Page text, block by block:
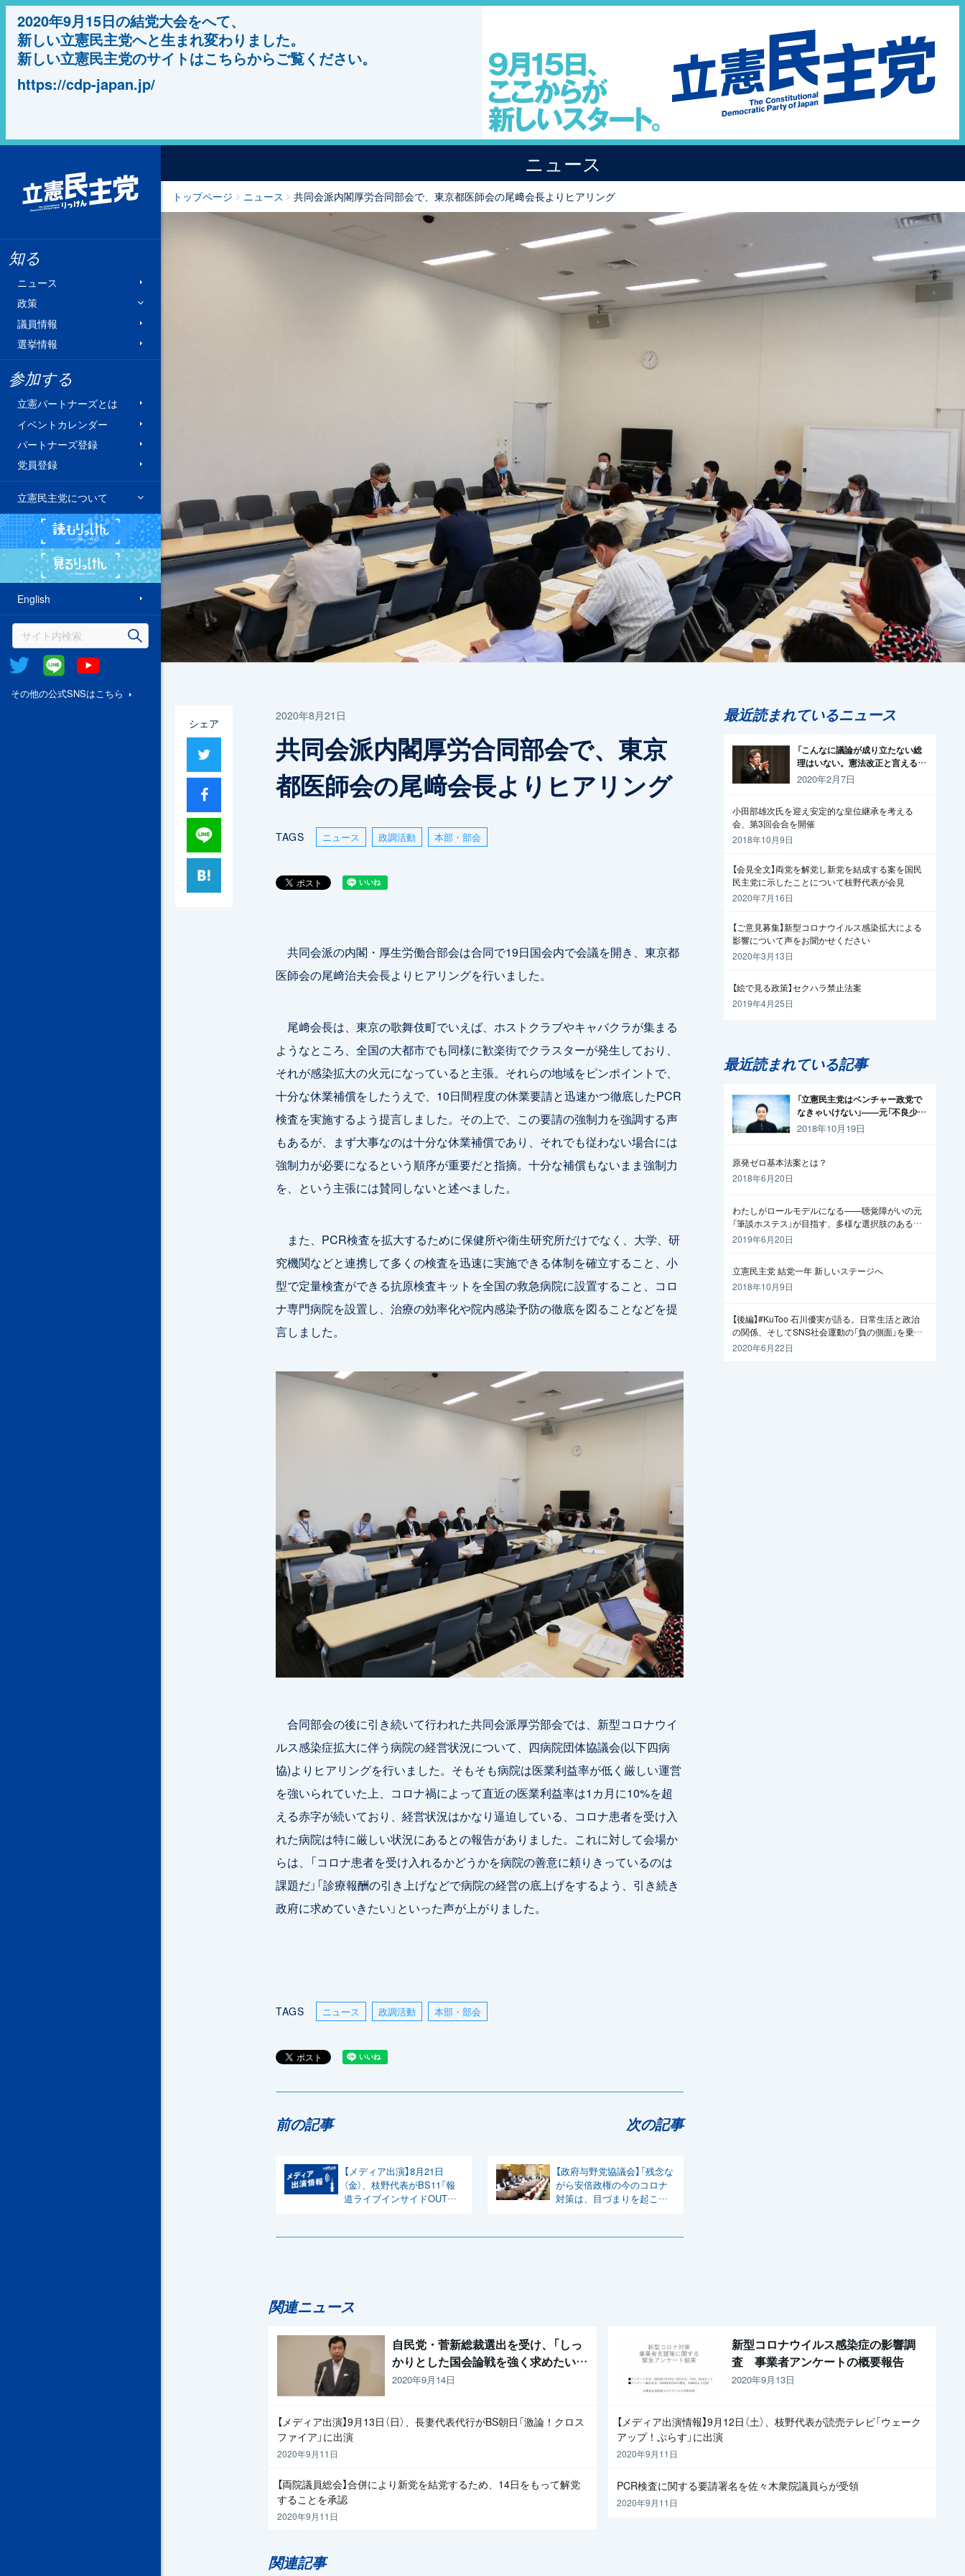
2020年9月15日の結党大会をへて、
新しい立憲民主党へと生まれ変わりました。
新しい立憲民主党のサイトはこちらからご覧ください。
https://cdp-japan.jp/
知る
ニュース
政策
議員情報
選挙情報
参加する
立憲パートナーズとは
イベントカレンダー
パートナーズ登録
党員登録
立憲民主党について
読むりっけん
見るりっけん
English
Twitter @Line
その他の公式SNSはこちら
ニュース
トップページ ニュース 共同会派内閣厚労合同部会で、東京都医師会の尾﨑会長よりヒアリング
シェア
2020年8月21日
共同会派内閣厚労合同部会で、東京
都医師会の尾﨑会長よりヒアリング
TAGS ニュース 政調活動 本部・部会
共同会派の内閣・厚生労働合部会は合同で19日国会内で会議を開き、東京都
医師会の尾﨑治夫会長よりヒアリングを行いました。
尾﨑会長は、東京の歌舞伎町でいえば、ホストクラブやキャバクラが集まる
ようなところ、全国の大都市でも同様に歓楽街でクラスターが発生しており、
それが感染拡大の火元になっていると主張。それらの地域をピンポイントで、
十分な休業補償をしたうえで、10日間程度の休業要請と迅速かつ徹底したPCR
検査を実施するよう提言しました。その上で、この要請の強制力を強調する声
もあるが、まず大事なのは十分な休業補償であり、それでも従わない場合には
強制力が必要になるという順序が重要だと指摘。十分な補償もないまま強制力
を、という主張には賛同しないと述べました。
また、PCR検査を拡大するために保健所や衛生研究所だけでなく、大学、研
究機関などと連携して多くの検査を迅速に実施できる体制を確立すること、小
型で定量検査ができる抗原検査キットを全国の救急病院に設置すること、コロ
ナ専門病院を設置し、治療の効率化や院内感染予防の徹底を図ることなどを提
言しました。
合同部会の後に引き続いて行われた共同会派厚労部会では、新型コロナウイ
ルス感染症拡大に伴う病院の経営状況について、四病院団体協議会(以下四病
協)よりヒアリングを行いました。そもそも病院は医業利益率が低く厳しい運営
を強いられていた上、コロナ禍によって直近の医業利益率は1カ月に10%を超
える赤字が続いており、経営状況はかなり逼迫している、コロナ患者を受け入
れた病院は特に厳しい状況にあるとの報告がありました。これに対して会場か
らは、「コロナ患者を受け入れるかどうかを病院の善意に頼りきっているのは
課題だ」「診療報酬の引き上げなどで病院の経営の底上げをするよう、引き続き
政府に求めていきたい」といった声が上がりました。
TAGS ニュース 政調活動 本部・部会
前の記事
【メディア出演】8月21日
（金）、枝野代表がBS11「報
道ライブインサイドOUT特
次の記事
【政府与野党協議会】「残念な
がら安倍政権の今のコロナ
対策は、目づまりを起こし
最近読まれているニュース
「こんなに議論が成り立たない総
理はいない。憲法改正と言える資
格がどこにある。市民と野党の力
で引きずり下ろそう」杉尾議員
2020年2月7日
小田部雄次氏を迎え安定的な皇位継承を考える
会、第3回会合を開催
2018年10月9日
【会見全文】両党を解党し新党を結成する案を国民
民主党に示したことについて枝野代表が会見
2020年7月16日
【ご意見募集】新型コロナウイルス感染拡大による
影響について声をお聞かせください
2020年3月13日
【絵で見る政策】セクハラ禁止法案
2019年4月25日
最近読まれている記事
「立憲民主党はベンチャー政党で
なきゃいけない」——元「不良少
年」の起業家が政治家になった理
2018年10月19日
原発ゼロ基本法案とは？
2018年6月20日
わたしがロールモデルになる——聴覚障がいの元
「筆談ホステス」が目指す、多様な選択肢のある社
会
2019年6月20日
立憲民主党 結党一年 新しいステージへ
2018年10月9日
【後編】#KuToo 石川優実が語る。日常生活と政治
の関係、そしてSNS社会運動の「負の側面」を乗り
越えるには
2020年6月22日
関連ニュース
自民党・菅新総裁選出を受け、「しっ
かりとした国会論戦を強く求めたい」
と枝野代表
2020年9月14日
【メディア出演】9月13日（日）、長妻代表代行がBS朝日「激論！クロス
ファイア」に出演
2020年9月11日
【両院議員総会】合併により新党を結党するため、14日をもって解党
することを承認
2020年9月11日
新型コロナウイルス感染症の影響調
査 事業者アンケートの概要報告
2020年9月13日
【メディア出演情報】9月12日（土）、枝野代表が読売テレビ「ウェーク
アップ！ぷらす」に出演
2020年9月11日
PCR検査に関する要請署名を佐々木衆院議員らが受領
2020年9月11日
関連記事